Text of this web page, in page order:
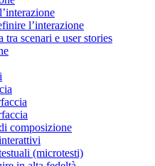
l’interazione
tra scenari e user stories
composizione
(microtesti)